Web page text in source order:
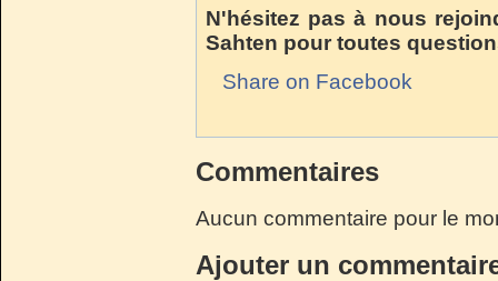
N'hésitez pas à nous
Sahten pour toutes
Share on Facebook
Commentaires
Aucun commentaire pour le
Ajouter un